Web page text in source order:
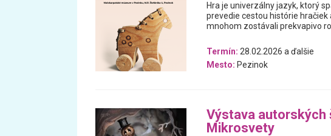
Hra je univerzálny jazyk, ktorý
prevedie cestou histórie hračiek
mnohom zostávali prekvapivo
Termín: 28.02.2026 a ďalšie
Mesto: Pezinok
Výstava autorských
Mikrosvety